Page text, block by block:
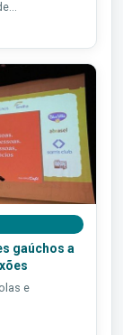
gaúchos a
e